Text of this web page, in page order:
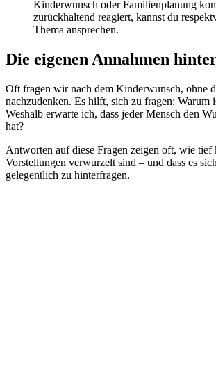
Kinderwunsch oder Familienplanung
zurückhaltend reagiert, kannst du
Thema ansprechen.
Die eigenen Annahmen
Oft fragen wir nach dem Kinderwunsch, ohne
nachzudenken. Es hilft, sich zu fragen: Warum
Weshalb erwarte ich, dass jeder Mensch den
hat?
Antworten auf diese Fragen zeigen oft, wie tief
Vorstellungen verwurzelt sind – und dass es
gelegentlich zu hinterfragen.